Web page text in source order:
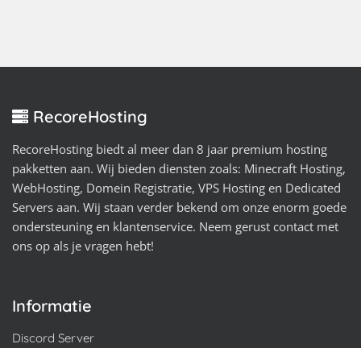
RecoreHosting
RecoreHosting biedt al meer dan 8 jaar premium hosting
pakketten aan. Wij bieden diensten zoals: Minecraft Hosting,
WebHosting, Domein Registratie, VPS Hosting en Dedicated
Servers aan. Wij staan verder bekend om onze enorm goede
ondersteuning en klantenservice. Neem gerust contact met
ons op als je vragen hebt!
Informatie
Discord Server